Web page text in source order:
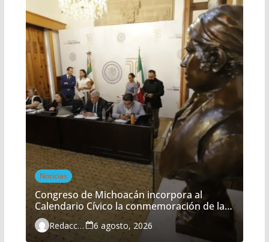
Noticias
Congreso de Michoacán incorpora al
Calendario Cívico la conmemoración de la
Batalla del Fuerte de Cóporo
Redacción 6 agosto, 2026